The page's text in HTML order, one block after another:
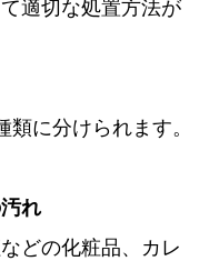
適切な処置方法が
に分けられます。
れ
どの化粧品、カレ